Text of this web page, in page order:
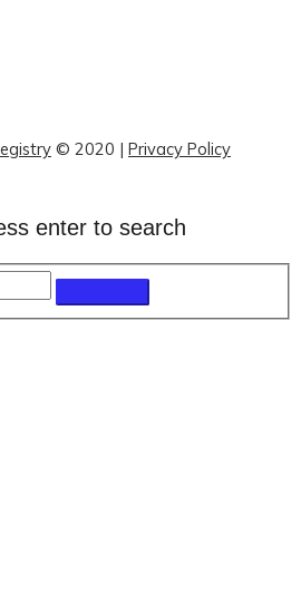
© 2020 | Privacy Policy
enter to search